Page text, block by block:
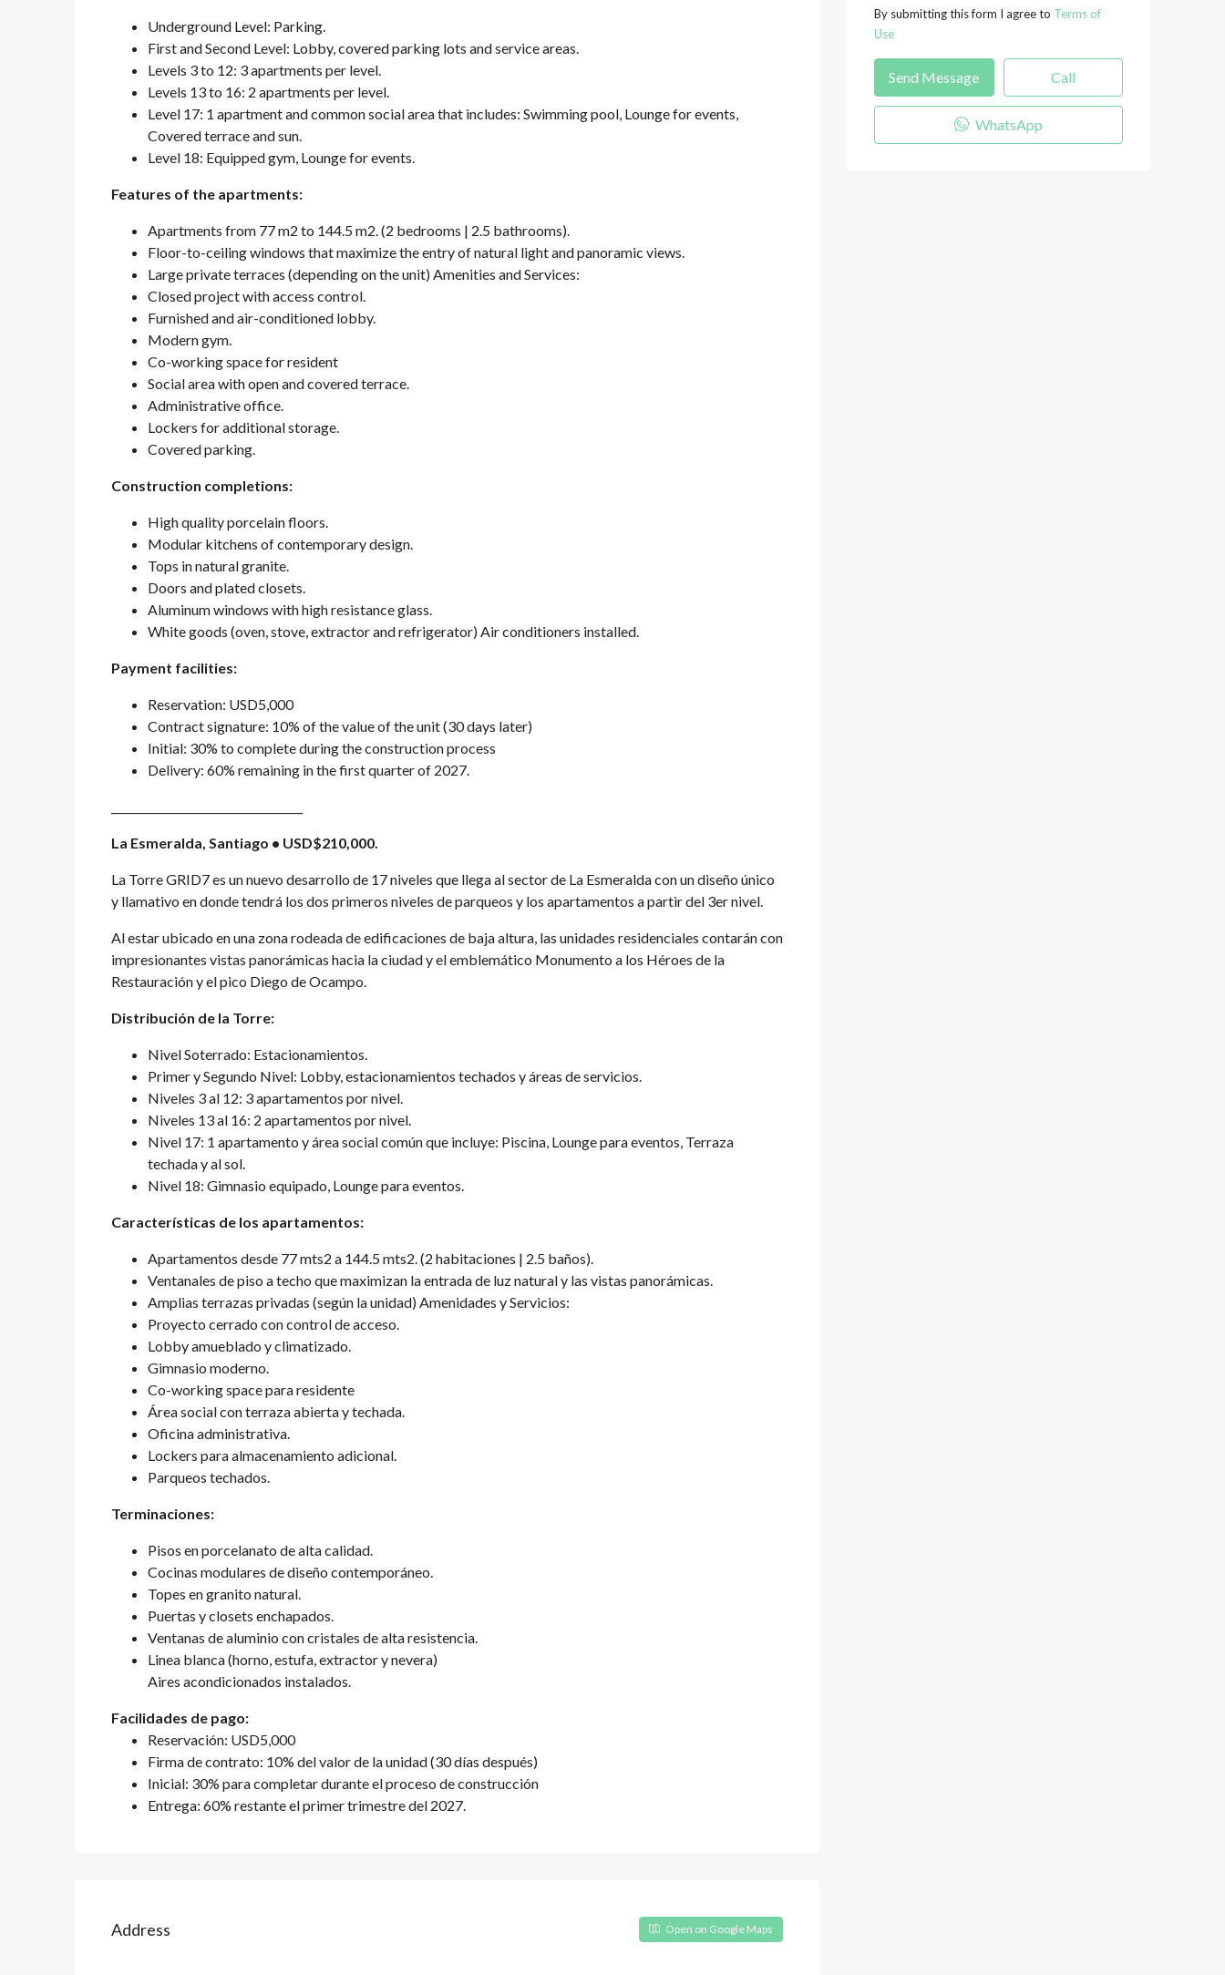
Underground Level: Parking.
First and Second Level: Lobby, covered parking lots and service areas.
Levels 3 to 12: 3 apartments per level.
Levels 13 to 16: 2 apartments per level.
Level 17: 1 apartment and common social area that includes: Swimming pool, Lounge for events,
Covered terrace and sun.
Level 18: Equipped gym, Lounge for events.
Features of the apartments:
Apartments from 77 m2 to 144.5 m2. (2 bedrooms | 2.5 bathrooms).
Floor-to-ceiling windows that maximize the entry of natural light and panoramic views.
Large private terraces (depending on the unit) Amenities and Services:
Closed project with access control.
Furnished and air-conditioned lobby.
Modern gym.
Co-working space for resident
Social area with open and covered terrace.
Administrative office.
Lockers for additional storage.
Covered parking.
Construction completions:
High quality porcelain floors.
Modular kitchens of contemporary design.
Tops in natural granite.
Doors and plated closets.
Aluminum windows with high resistance glass.
White goods (oven, stove, extractor and refrigerator) Air conditioners installed.
Payment facilities:
Reservation: USD5,000
Contract signature: 10% of the value of the unit (30 days later)
Initial: 30% to complete during the construction process
Delivery: 60% remaining in the first quarter of 2027.
La Esmeralda, Santiago • USD$210,000.
La Torre GRID7 es un nuevo desarrollo de 17 niveles que llega al sector de La Esmeralda con un diseño único
y llamativo en donde tendrá los dos primeros niveles de parqueos y los apartamentos a partir del 3er nivel.
Al estar ubicado en una zona rodeada de edificaciones de baja altura, las unidades residenciales contarán con
impresionantes vistas panorámicas hacia la ciudad y el emblemático Monumento a los Héroes de la
Restauración y el pico Diego de Ocampo.
Distribución de la Torre:
Nivel Soterrado: Estacionamientos.
Primer y Segundo Nivel: Lobby, estacionamientos techados y áreas de servicios.
Niveles 3 al 12: 3 apartamentos por nivel.
Niveles 13 al 16: 2 apartamentos por nivel.
Nivel 17: 1 apartamento y área social común que incluye: Piscina, Lounge para eventos, Terraza
techada y al sol.
Nivel 18: Gimnasio equipado, Lounge para eventos.
Características de los apartamentos:
Apartamentos desde 77 mts2 a 144.5 mts2. (2 habitaciones | 2.5 baños).
Ventanales de piso a techo que maximizan la entrada de luz natural y las vistas panorámicas.
Amplias terrazas privadas (según la unidad) Amenidades y Servicios:
Proyecto cerrado con control de acceso.
Lobby amueblado y climatizado.
Gimnasio moderno.
Co-working space para residente
Área social con terraza abierta y techada.
Oficina administrativa.
Lockers para almacenamiento adicional.
Parqueos techados.
Terminaciones:
Pisos en porcelanato de alta calidad.
Cocinas modulares de diseño contemporáneo.
Topes en granito natural.
Puertas y closets enchapados.
Ventanas de aluminio con cristales de alta resistencia.
Linea blanca (horno, estufa, extractor y nevera)
Aires acondicionados instalados.
Facilidades de pago:
Reservación: USD5,000
Firma de contrato: 10% del valor de la unidad (30 días después)
Inicial: 30% para completar durante el proceso de construcción
Entrega: 60% restante el primer trimestre del 2027.
Address Open on Google Maps
By submitting this form I agree to Terms of
Use
Send Message Call
WhatsApp